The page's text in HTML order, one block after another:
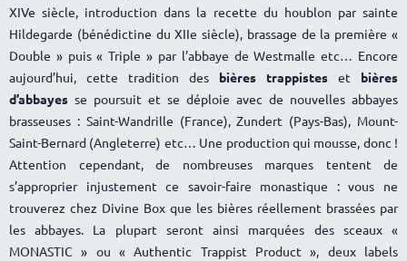
XIVe siècle, introduction dans la recette du houblon par sainte
Hildegarde (bénédictine du XIIe siècle), brassage de la première «
Double » puis « Triple » par l’abbaye de Westmalle etc… Encore
aujourd’hui, cette tradition des bières trappistes et bières
d’abbayes se poursuit et se déploie avec de nouvelles abbayes
brasseuses : Saint-Wandrille (France), Zundert (Pays-Bas), Mount-
Saint-Bernard (Angleterre) etc… Une production qui mousse, donc !
Attention cependant, de nombreuses marques tentent de
s’approprier injustement ce savoir-faire monastique : vous ne
trouverez chez Divine Box que les bières réellement brassées par
les abbayes. La plupart seront ainsi marquées des sceaux «
MONASTIC » ou « Authentic Trappist Product », deux labels